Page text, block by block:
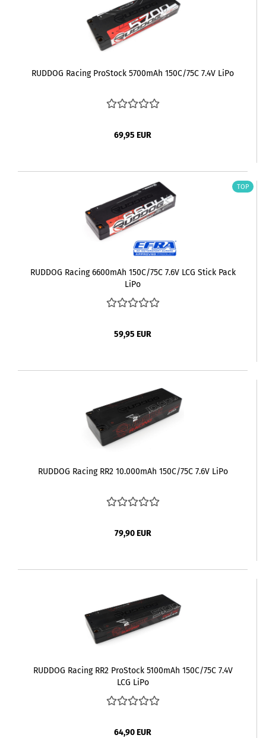
RUDDOG Racing ProStock 5700mAh 150C/75C 7.4V LiPo
69,95 EUR
TOP
RUDDOG Racing 6600mAh 150C/75C 7.6V LCG Stick Pack
LiPo
59,95 EUR
RUDDOG Racing RR2 10.000mAh 150C/75C 7.6V LiPo
79,90 EUR
RUDDOG Racing RR2 ProStock 5100mAh 150C/75C 7.4V
LCG LiPo
64,90 EUR